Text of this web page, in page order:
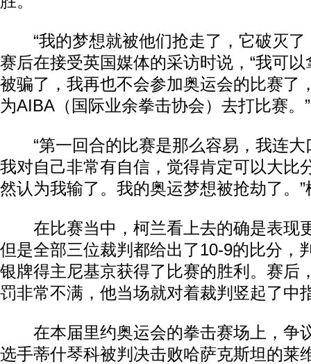
“我的梦想就被他们抢走了，它破灭了
赛后在接受英国媒体的采访时说，“我可
被骗了，我再也不会参加奥运会的比赛了
为AIBA（国际业余拳击协会）去打比赛。”
“第一回合的比赛是那么容易，我连大
我对自己非常有自信，觉得肯定可以大比
然认为我输了。我的奥运梦想被抢劫了。”
在比赛当中，柯兰看上去的确是表现
但是全部三位裁判都给出了10-9的比分，
银牌得主尼基京获得了比赛的胜利。赛后
罚非常不满，他当场就对着裁判竖起了中
在本届里约奥运会的拳击赛场上，争
选手蒂什琴科被判决击败哈萨克斯坦的莱